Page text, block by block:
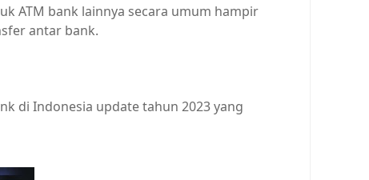
ATM bank lainnya secara umum hampir
antar bank.
di Indonesia update tahun 2023 yang